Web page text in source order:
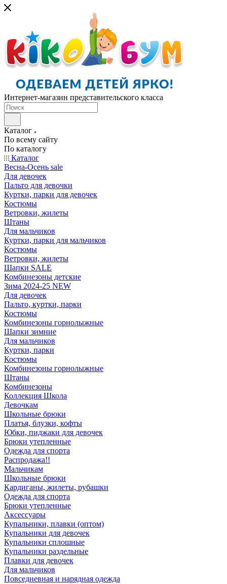
Интернет-магазин представительского класса
Каталог
По всему сайту
По каталогу
Каталог
Весна-Осень sale
Для девочек
Пальто для девочки
Куртки, парки для девочек
Костюмы
Ветровки, жилеты
Штаны
Для мальчиков
Куртки, парки для мальчиков
Костюмы
Ветровки, жилеты
Шапки SALE
Комбинезоны детские
Зима 2024-25 NEW
Для девочек
Пальто, куртки, парки
Костюмы
Комбинезоны горнолыжные
Шапки зимние
Для мальчиков
Куртки, парки
Костюмы
Комбинезоны горнолыжные
Штаны
Комбинезоны
Коллекция Школа
Девочкам
Школьные брюки
Платья, блузки, кофты
Юбки, пиджаки для девочек
Брюки утепленные
Одежда для спорта
Распродажа!!
Мальчикам
Школьные брюки
Кардиганы, жилеты, рубашки
Одежда для спорта
Брюки утепленные
Аксессуары
Купальники, плавки (оптом)
Купальники для девочек
Купальники сплошные
Купальники раздельные
Плавки для девочек
Для мальчиков
Повседневная и нарядная одежда